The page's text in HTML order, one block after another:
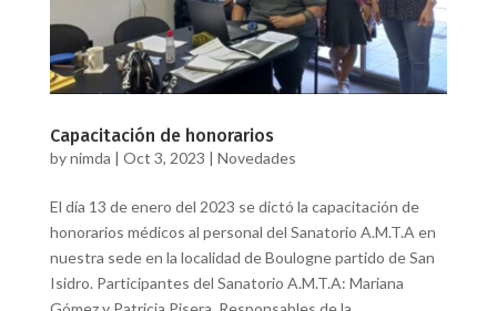
Capacitación de honorarios
bynimda | Oct 3, 2023 | Novedades
El día 13 de enero del 2023 se dictó la capacitación de
honorarios médicos al personal del Sanatorio A.M.T.A en
nuestra sede en la localidad de Boulogne partido de San
Isidro. Participantes del Sanatorio A.M.T.A: Mariana